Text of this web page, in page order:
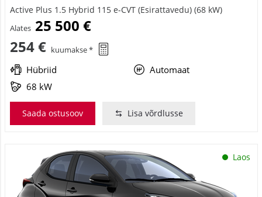
Active Plus 1.5 Hybrid 115 e-CVT (Esirattavedu) (68 kW)
Alates 25 500 €
254 € kuumakse *
Hübriid
Automaat
68 kW
Saada ostusoov Lisa võrdlusse
Laos